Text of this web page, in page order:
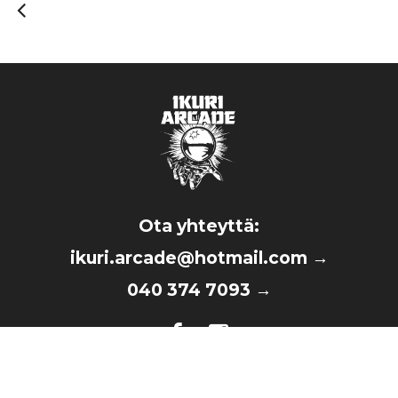
Ota yhteyttä:
ikuri.arcade@hotmail.com →
040 374 7093 →